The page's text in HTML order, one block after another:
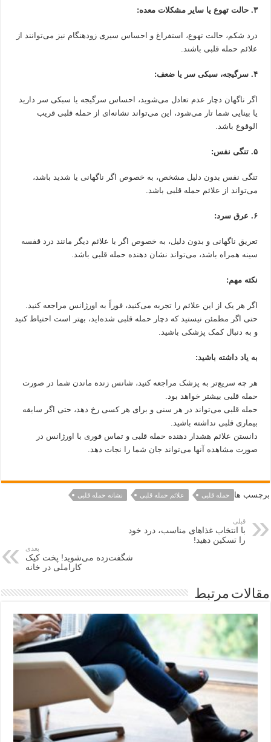
۳. حالت تهوع یا سایر مشکلات معده:
درد شکم، حالت تهوع، استفراغ و احساس سیری زودهنگام نیز می‌توانند از
علائم حمله قلبی باشند.
۴. سرگیجه، سبکی سر یا ضعف:
اگر ناگهان دچار عدم تعادل می‌شوید، احساس سرگیجه یا سبکی سر دارید
یا بینایی شما تار می‌شود، این می‌تواند نشانه‌ای از حمله قلبی قریب
الوقوع باشد.
۵. تنگی نفس:
تنگی نفس بدون دلیل مشخص، به خصوص اگر ناگهانی یا شدید باشد،
می‌تواند از علائم حمله قلبی باشد.
۶. عرق سرد:
تعریق ناگهانی و بدون دلیل، به خصوص اگر با علائم دیگر مانند درد قفسه
سینه همراه باشد، می‌تواند نشان دهنده حمله قلبی باشد.
نکته مهم:
اگر هر یک از این علائم را تجربه می‌کنید، فوراً به اورژانس مراجعه کنید.
حتی اگر مطمئن نیستید که دچار حمله قلبی شده‌اید، بهتر است احتیاط کنید
و به دنبال کمک پزشکی باشید.
به یاد داشته باشید:
هر چه سریع‌تر به پزشک مراجعه کنید، شانس زنده ماندن شما در صورت
حمله قلبی بیشتر خواهد بود.
حمله قلبی می‌تواند در هر سنی و برای هر کسی رخ دهد، حتی اگر سابقه
بیماری قلبی نداشته باشید.
دانستن علائم هشدار دهنده حمله قلبی و تماس فوری با اورژانس در
صورت مشاهده آنها می‌تواند جان شما را نجات دهد.
برچسب ها حمله قلبی علائم حمله قلبی نشانه حمله قلبی
قبلی
با انتخاب غذاهای مناسب، درد خود
را تسکین دهید!
بعدی
شگفت‌زده می‌شوید! پخت کیک
کاراملی در خانه
مقالات مرتبط